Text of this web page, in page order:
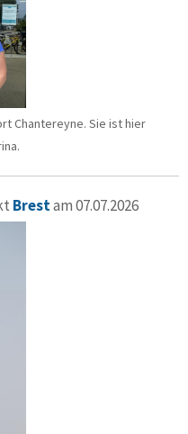
Chantereyne. Sie ist hier
Brestam 07.07.2026